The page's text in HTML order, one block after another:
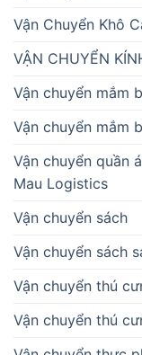
Vận Chuyển Khô
VẬN CHUYỂN
Vận chuyển mắm
Vận chuyển mắm
Vận chuyển quần
Mau Logistics
Vận chuyển sách
Vận chuyển sách
Vận chuyển thú
Vận chuyển thú